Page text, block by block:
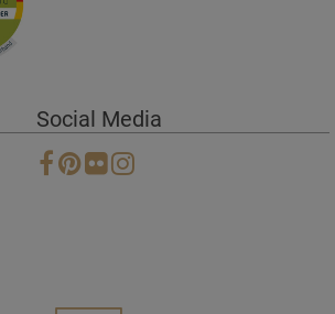
Social Media